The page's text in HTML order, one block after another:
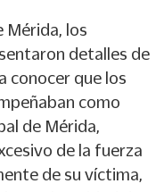
Mérida, los
detalles de
conocer que los
como
de Mérida,
de la fuerza
de su víctima,